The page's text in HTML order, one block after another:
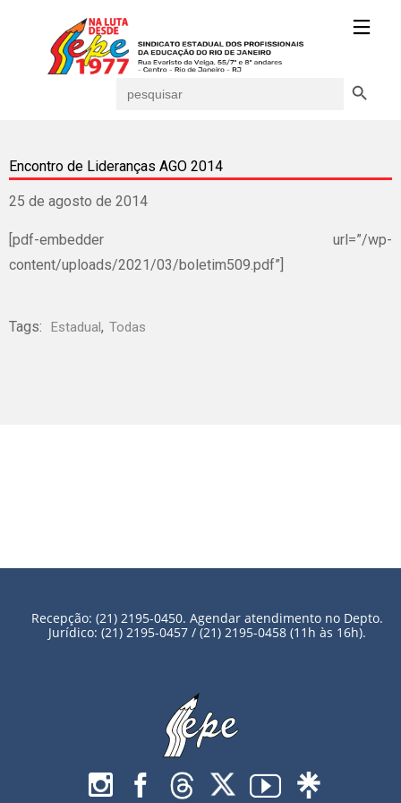
for:
Encontro de Lideranças AGO 2014
25 de agosto de 2014
[pdf-embedder url=”/wp-
content/uploads/2021/03/boletim509.pdf”]
Tags: Estadual, Todas
Recepção: (21) 2195-0450. Agendar atendimento no Depto.
Jurídico: (21) 2195-0457 / (21) 2195-0458 (11h às 16h).